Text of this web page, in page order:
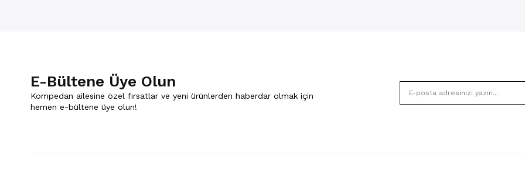
E-Bültene Üye Olun
Kompedan ailesine özel fırsatlar ve yeni ürünlerden haberdar olmak için
hemen e-bültene üye olun!